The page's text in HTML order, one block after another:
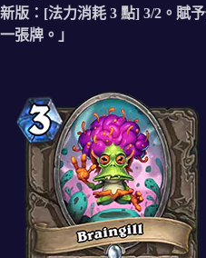
新版：[法力消耗 3 點] 3/2。賦
一張牌。」